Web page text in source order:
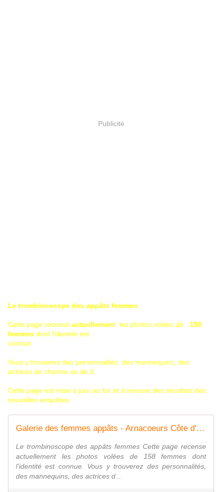
Publicité
Le trombinoscope des appâts femmes
Cette page recense actuellement les photos volées de 158
femmes dont l'identité est
connue.
Vous y trouverez des personnalités, des mannequins, des
actrices de charme ou de X.
Cette page est mise à jour au fur et à mesure des résultats des
nouvelles enquêtes.
Galerie des femmes appâts - Arnacoeurs Côte d'Ivoire ©
Le trombinoscope des appâts femmes Cette page recense
actuellement les photos volées de 158 femmes dont
l'identité est connue. Vous y trouverez des personnalités,
des mannequins, des actrices d...